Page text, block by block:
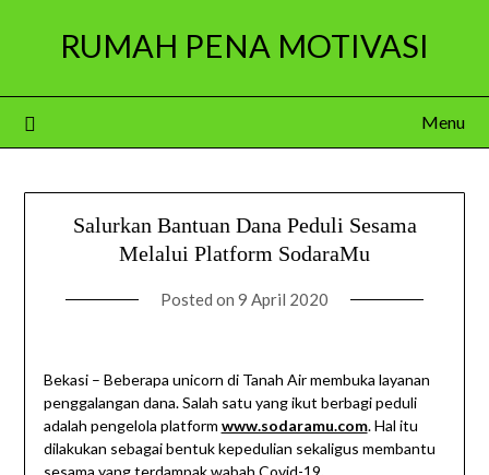
RUMAH PENA MOTIVASI
Menu
Salurkan Bantuan Dana Peduli Sesama
Melalui Platform SodaraMu
Posted on 9 April 2020
Bekasi – Beberapa unicorn di Tanah Air membuka layanan
penggalangan dana. Salah satu yang ikut berbagi peduli
adalah pengelola platform www.sodaramu.com. Hal itu
dilakukan sebagai bentuk kepedulian sekaligus membantu